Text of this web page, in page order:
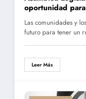
oportunidad
Las comunidades y
futuro para tener un
Leer Más